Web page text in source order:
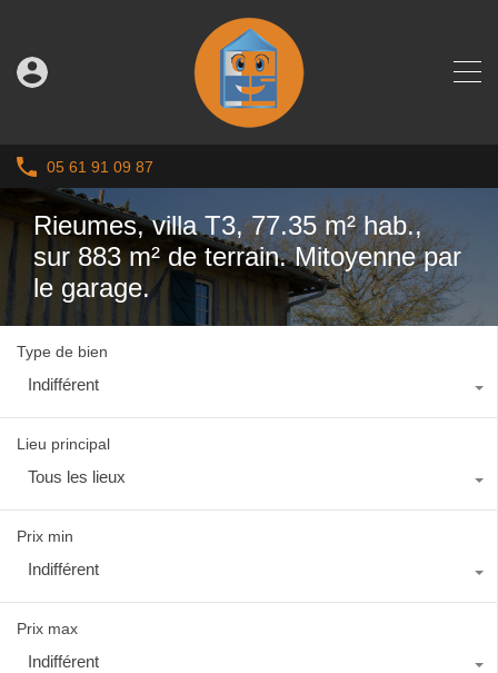
05 61 91 09 87
Rieumes, villa T3, 77.35 m² hab.,
sur 883 m² de terrain. Mitoyenne par
le garage.
Type de bien
Indifférent
Lieu principal
Tous les lieux
Prix min
Indifférent
Prix max
Indifférent